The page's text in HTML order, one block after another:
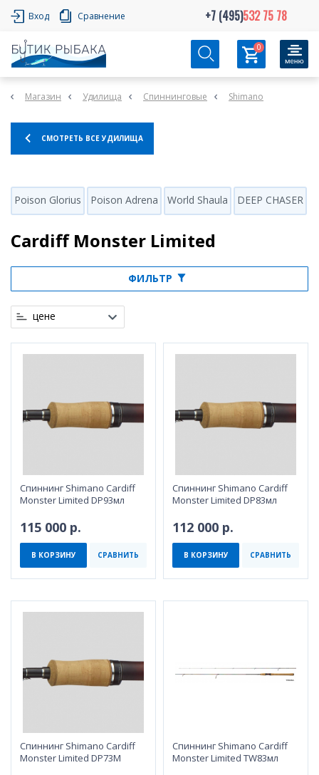
Вход Сравнение +7 (495)532 75 78
0
Магазин Удилища Спиннинговые Shimano
СМОТРЕТЬ ВСЕ УДИЛИЩА
Poison Glorius Poison Adrena World Shaula DEEP CHASER
Cardiff Monster Limited
ФИЛЬТР
цене
Спиннинг Shimano Cardiff
Monster Limited DP93мл
115 000 р.
В КОРЗИНУ СРАВНИТЬ
Спиннинг Shimano Cardiff
Monster Limited DP83мл
112 000 р.
В КОРЗИНУ СРАВНИТЬ
Спиннинг Shimano Cardiff
Monster Limited DP73M
Спиннинг Shimano Cardiff
Monster Limited TW83мл